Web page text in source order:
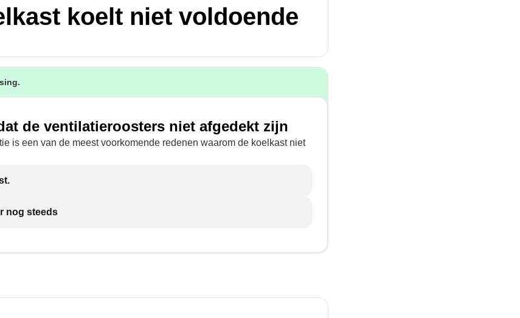
koelt niet voldoende
de ventilatieroosters niet afgedekt zijn
is een van de meest voorkomende redenen waarom de koelkast niet
nog steeds